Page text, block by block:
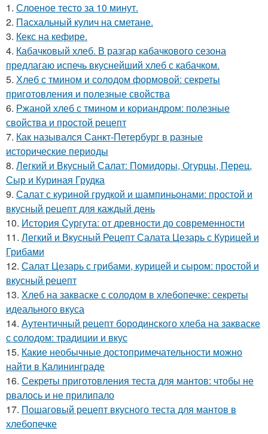
1. Слоеное тесто за 10 минут.
2. Пасхальный кулич на сметане.
3. Кекс на кефире.
4. Кабачковый хлеб. В разгар кабачкового сезона
предлагаю испечь вкуснейший хлеб с кабачком.
5. Хлеб с тмином и солодом формовой: секреты
приготовления и полезные свойства
6. Ржаной хлеб с тмином и кориандром: полезные
свойства и простой рецепт
7. Как назывался Санкт-Петербург в разные
исторические периоды
8. Легкий и Вкусный Салат: Помидоры, Огурцы, Перец,
Сыр и Куриная Грудка
9. Салат с куриной грудкой и шампиньонами: простой и
вкусный рецепт для каждый день
10. История Сургута: от древности до современности
11. Легкий и Вкусный Рецепт Салата Цезарь с Курицей и
Грибами
12. Салат Цезарь с грибами, курицей и сыром: простой и
вкусный рецепт
13. Хлеб на закваске с солодом в хлебопечке: секреты
идеального вкуса
14. Аутентичный рецепт бородинского хлеба на закваске
с солодом: традиции и вкус
15. Какие необычные достопримечательности можно
найти в Калининграде
16. Секреты приготовления теста для мантов: чтобы не
рвалось и не прилипало
17. Пошаговый рецепт вкусного теста для мантов в
хлебопечке